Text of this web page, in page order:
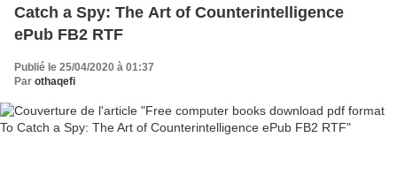
Catch a Spy: The Art of Counterintelligence
ePub FB2 RTF
Publié le 25/04/2020 à 01:37
Par othaqefi